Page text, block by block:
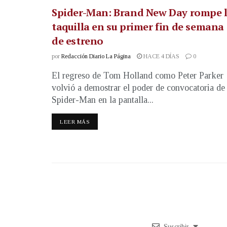
Spider-Man: Brand New Day rompe
taquilla en su primer fin de semana
de estreno
por Redacción Diario La Página HACE 4 DÍAS 0
El regreso de Tom Holland como Peter Parker
volvió a demostrar el poder de convocatoria de
Spider-Man en la pantalla...
LEER MÁS